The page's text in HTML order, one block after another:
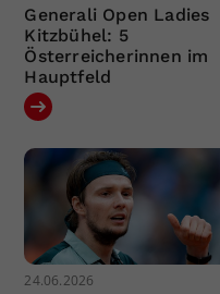
Generali Open Ladies
Kitzbühel: 5
Österreicherinnen im
Hauptfeld
24.06.2026